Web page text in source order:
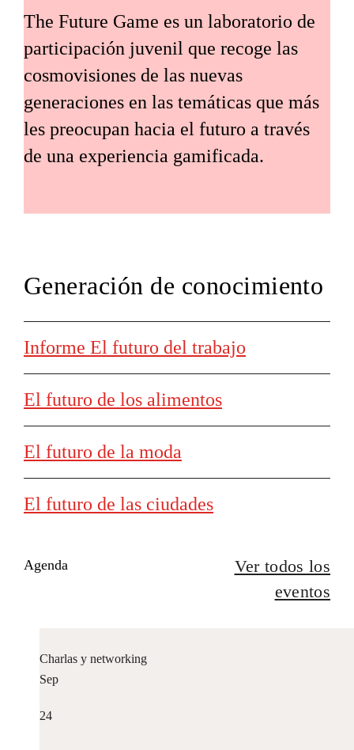
The Future Game es un laboratorio de
participación juvenil que recoge las
cosmovisiones de las nuevas
generaciones en las temáticas que más
les preocupan hacia el futuro a través
de una experiencia gamificada.
Generación de conocimiento
Informe El futuro del trabajo
El futuro de los alimentos
El futuro de la moda
El futuro de las ciudades
Agenda
Ver todos los
eventos
Charlas y networking
Sep
24